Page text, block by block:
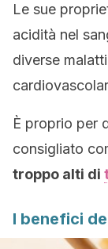
Le sue
acidità nel
diverse
È proprio per
consigliato
troppo alti di
I benefici